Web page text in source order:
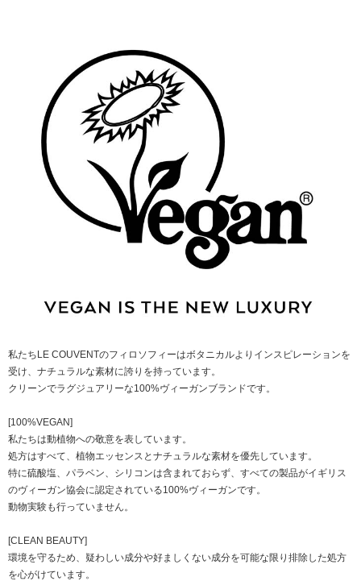
私たちLE COUVENTのフィロソフィーはボタニカルよりインスピレーションを
受け、ナチュラルな素材に誇りを持っています。
クリーンでラグジュアリーな100%ヴィーガンブランドです。
[100%VEGAN]
私たちは動植物への敬意を表しています。
処方はすべて、植物エッセンスとナチュラルな素材を優先しています。
特に硫酸塩、パラベン、シリコンは含まれておらず、すべての製品がイギリス
のヴィーガン協会に認定されている100%ヴィーガンです。
動物実験も行っていません。
[CLEAN BEAUTY]
環境を守るため、疑わしい成分や好ましくない成分を可能な限り排除した処方
を心がけています。